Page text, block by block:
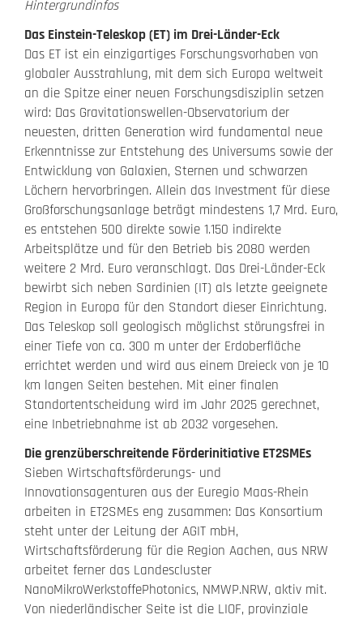
Hintergrundinfos
Das Einstein-Teleskop (ET) im Drei-Länder-Eck
Das ET ist ein einzigartiges Forschungsvorhaben von
globaler Ausstrahlung, mit dem sich Europa weltweit
an die Spitze einer neuen Forschungsdisziplin setzen
wird: Das Gravitationswellen-Observatorium der
neuesten, dritten Generation wird fundamental neue
Erkenntnisse zur Entstehung des Universums sowie der
Entwicklung von Galaxien, Sternen und schwarzen
Löchern hervorbringen. Allein das Investment für diese
Großforschungsanlage beträgt mindestens 1,7 Mrd. Euro,
es entstehen 500 direkte sowie 1.150 indirekte
Arbeitsplätze und für den Betrieb bis 2080 werden
weitere 2 Mrd. Euro veranschlagt. Das Drei-Länder-Eck
bewirbt sich neben Sardinien (IT) als letzte geeignete
Region in Europa für den Standort dieser Einrichtung.
Das Teleskop soll geologisch möglichst störungsfrei in
einer Tiefe von ca. 300 m unter der Erdoberfläche
errichtet werden und wird aus einem Dreieck von je 10
km langen Seiten bestehen. Mit einer finalen
Standortentscheidung wird im Jahr 2025 gerechnet,
eine Inbetriebnahme ist ab 2032 vorgesehen.
Die grenzüberschreitende Förderinitiative ET2SMEs
Sieben Wirtschaftsförderungs- und
Innovationsagenturen aus der Euregio Maas-Rhein
arbeiten in ET2SMEs eng zusammen: Das Konsortium
steht unter der Leitung der AGIT mbH,
Wirtschaftsförderung für die Region Aachen, aus NRW
arbeitet ferner das Landescluster
NanoMikroWerkstoffePhotonics, NMWP.NRW, aktiv mit.
Von niederländischer Seite ist die LIOF, provinziale